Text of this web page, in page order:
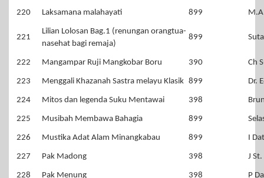
220 Laksamana malahayati 899
221
Lilian Lolosan Bag.1 (renungan orangtua-
nasehat bagi remaja)
899
222 Mangampar Ruji Mangkobar Boru 390 Ch
223 Menggali Khazanah Sastra melayu Klasik 899 Dr.
224 Mitos dan legenda Suku Mentawai 398
225 Musibah Membawa Bahagia 899
226 Mustika Adat Alam Minangkabau 899 I
227 Pak Madong 398 J
228 Pak Menung 398 P